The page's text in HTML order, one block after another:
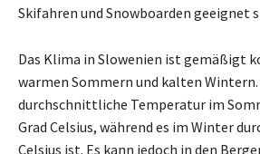
Skifahren und Snowboarden geeignet
Das Klima in Slowenien ist gemäßigt
warmen Sommern und kalten Wintern.
durchschnittliche Temperatur im
Grad Celsius, während es im Winter
Celsius ist. Es kann jedoch in den